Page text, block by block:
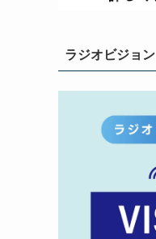
ラジオビジョン